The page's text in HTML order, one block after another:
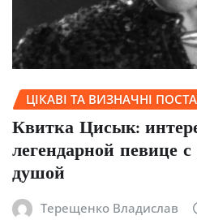
ЦІКАВІ ТА ВИЗНАЧНІ
Квитка Цисык:
легендарной певице
душой
Терещенко Владислав